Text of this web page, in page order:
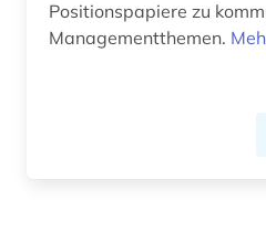
Positionspapiere zu
Managementthemen.